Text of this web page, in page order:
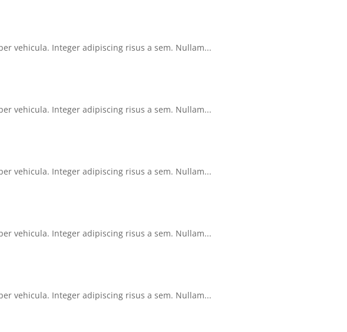
vehicula. Integer adipiscing risus a sem. Nullam...
vehicula. Integer adipiscing risus a sem. Nullam...
vehicula. Integer adipiscing risus a sem. Nullam...
vehicula. Integer adipiscing risus a sem. Nullam...
vehicula. Integer adipiscing risus a sem. Nullam...